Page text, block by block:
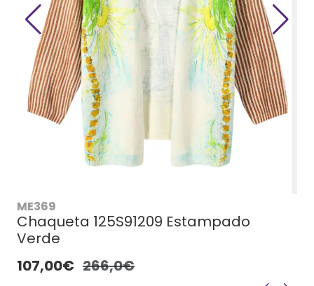
ME369
Chaqueta 125S91209 Estampado
Verde
107,00€ 266,0€